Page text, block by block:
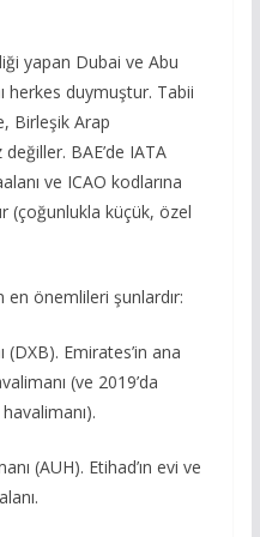
yapan Dubai ve Abu
herkes duymuştur. Tabii
Birleşik Arap
değiller. BAE’de IATA
ve ICAO kodlarına
(çoğunlukla küçük, özel
en önemlileri şunlardır:
(DXB). Emirates’in ana
(ve 2019’da
(AUH). Etihad’ın evi ve